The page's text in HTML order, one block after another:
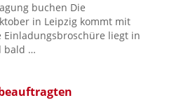
buchen Die
in Leipzig kommt mit
liegt in
bald …